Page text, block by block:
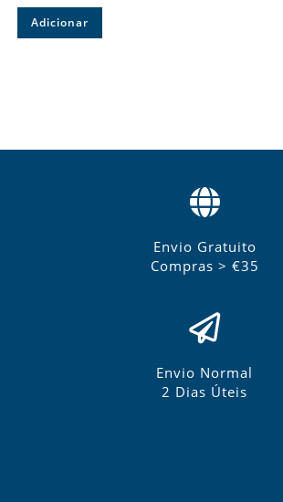
Adicionar
Envio Gratuito
Compras > €35
Envio Normal
2 Dias Úteis